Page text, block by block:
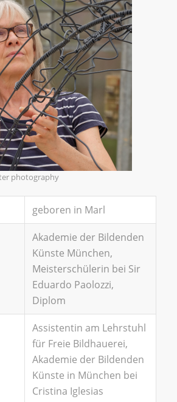
photography
geboren in Marl
Akademie der Bildenden
Künste München,
Meisterschülerin bei Sir
Eduardo Paolozzi,
Diplom
Assistentin am Lehrstuhl
für Freie Bildhauerei,
Akademie der Bildenden
Künste in München bei
Cristina Iglesias